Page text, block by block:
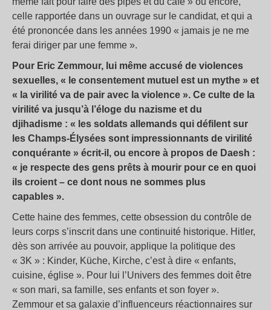
celle rapportée dans un ouvrage sur le candidat, et qui a
été prononcée dans les années 1990 « jamais je ne me
ferai diriger par une femme ».
Pour Eric Zemmour, lui même accusé de violences
sexuelles, « le consentement mutuel est un mythe » et
« la virilité va de pair avec la violence ». Ce culte de la
virilité va jusqu’à l’éloge du nazisme et du
djihadisme : « les soldats allemands qui défilent sur
les Champs-Élysées sont impressionnants de virilité
conquérante » écrit-il, ou encore à propos de Daesh :
« je respecte des gens prêts à mourir pour ce en quoi
ils croient – ce dont nous ne sommes plus
capables ».
Cette haine des femmes, cette obsession du contrôle de
leurs corps s’inscrit dans une continuité historique. Hitler,
dès son arrivée au pouvoir, applique la politique des
« 3K » : Kinder, Küche, Kirche, c’est à dire « enfants,
cuisine, église ». Pour lui l’Univers des femmes doit être
« son mari, sa famille, ses enfants et son foyer ».
Zemmour et sa galaxie d’influenceurs réactionnaires sur